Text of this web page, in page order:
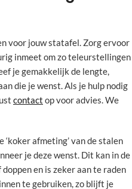
voor jouw statafel. Zorg ervoor
inmeet om zo teleurstellingen
je gemakkelijk de lengte,
die je wenst. Als je hulp nodig
contact op voor advies. We
afmeting’ van de stalen
je deze wenst. Dit kan in de
en is zeker aan te raden
te gebruiken, zo blijft je